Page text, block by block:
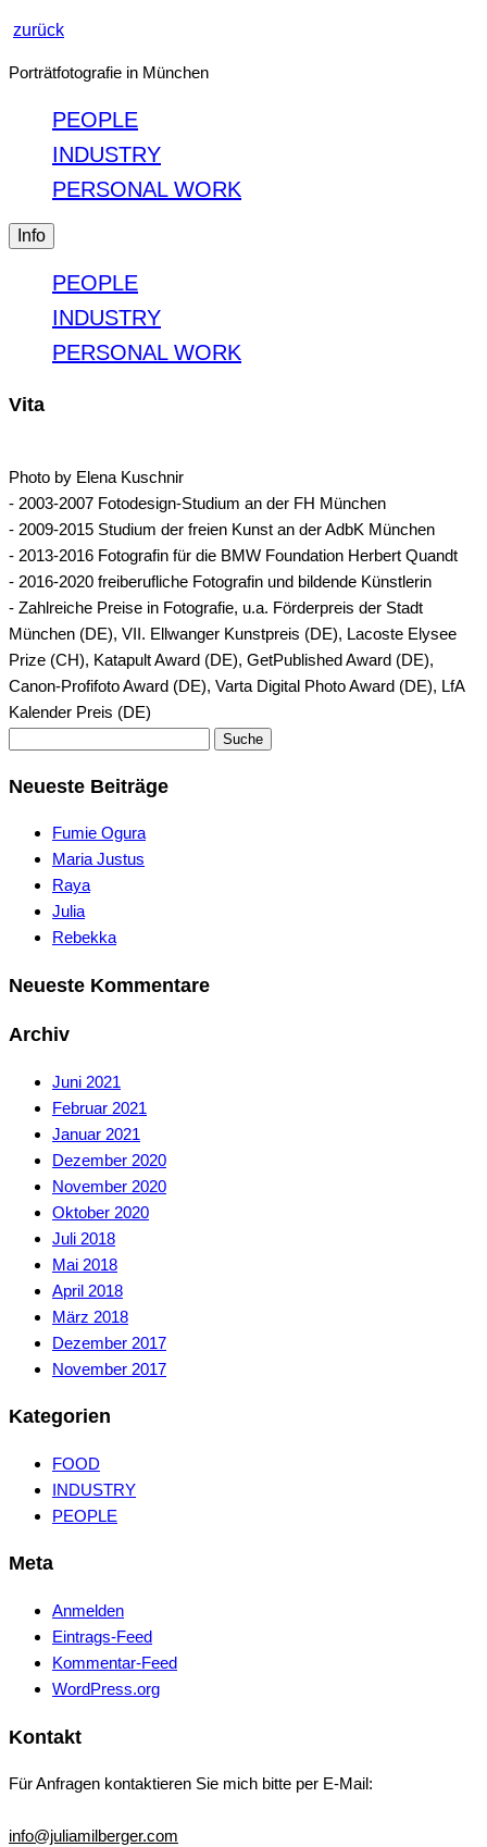
zurück
Porträtfotografie in München
PEOPLE
INDUSTRY
PERSONAL WORK
Info
PEOPLE
INDUSTRY
PERSONAL WORK
Vita
Photo by Elena Kuschnir
- 2003-2007 Fotodesign-Studium an der FH München
- 2009-2015 Studium der freien Kunst an der AdbK München
- 2013-2016 Fotografin für die BMW Foundation Herbert Quandt
- 2016-2020 freiberufliche Fotografin und bildende Künstlerin
- Zahlreiche Preise in Fotografie, u.a. Förderpreis der Stadt
München (DE), VII. Ellwanger Kunstpreis (DE), Lacoste Elysee
Prize (CH), Katapult Award (DE), GetPublished Award (DE),
Canon-Profifoto Award (DE), Varta Digital Photo Award (DE), LfA
Kalender Preis (DE)
Neueste Beiträge
Fumie Ogura
Maria Justus
Raya
Julia
Rebekka
Neueste Kommentare
Archiv
Juni 2021
Februar 2021
Januar 2021
Dezember 2020
November 2020
Oktober 2020
Juli 2018
Mai 2018
April 2018
März 2018
Dezember 2017
November 2017
Kategorien
FOOD
INDUSTRY
PEOPLE
Meta
Anmelden
Eintrags-Feed
Kommentar-Feed
WordPress.org
Kontakt
Für Anfragen kontaktieren Sie mich bitte per E-Mail:
info@juliamilberger.com